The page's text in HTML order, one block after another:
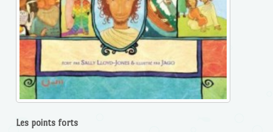
Les points forts